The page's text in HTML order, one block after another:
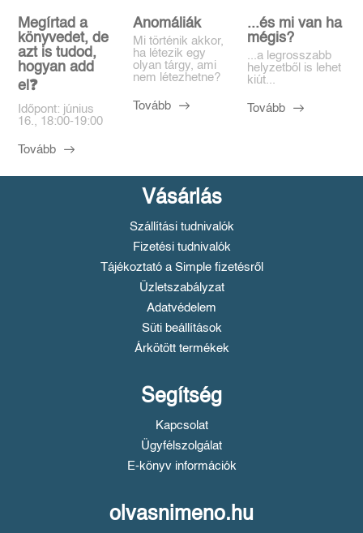
Megírtad a
könyvedet, de
azt is tudod,
hogyan add
el❓️
Időpont: június
16., 18:00-19:00
Tovább
Anomáliák
Mi történik akkor,
ha létezik egy
olyan tárgy, ami
nem létezhetne?
Tovább
...és mi van ha
mégis?
...a legrosszabb
helyzetből is lehet
kiút...
Tovább
Vásárlás
Szállítási tudnivalók
Fizetési tudnivalók
Tájékoztató a Simple fizetésről
Üzletszabályzat
Adatvédelem
Süti beállítások
Árkötött termékek
Segítség
Kapcsolat
Ügyfélszolgálat
E-könyv információk
olvasnimeno.hu